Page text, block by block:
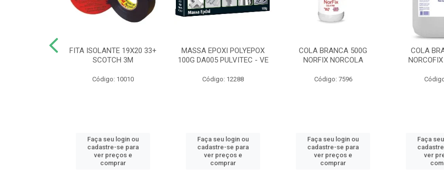
FITA ISOLANTE 19X20 33+
SCOTCH 3M
Código: 10010
Faça seu login ou
cadastre-se para
ver preços e
comprar
MASSA EPOXI POLYEPOX
100G DA005 PULVITEC - VE
Código: 12288
Faça seu login ou
cadastre-se para
ver preços e
comprar
COLA BRANCA 500G
NORFIX NORCOLA
Código: 7596
Faça seu login ou
cadastre-se para
ver preços e
comprar
COLA
Faça
ver